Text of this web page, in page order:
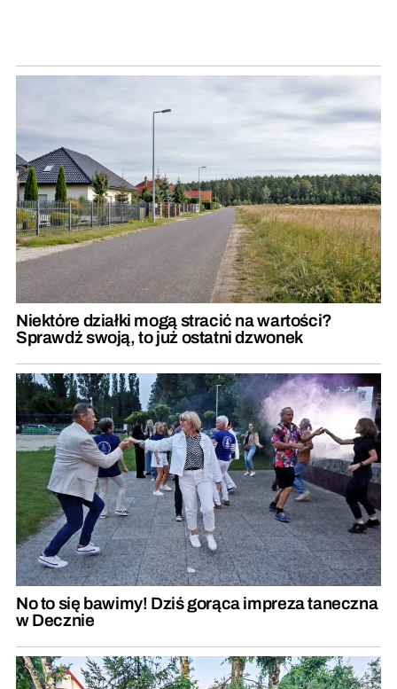
Niektóre działki mogą stracić na wartości?
Sprawdź swoją, to już ostatni dzwonek
No to się bawimy! Dziś gorąca impreza taneczna
w Decznie